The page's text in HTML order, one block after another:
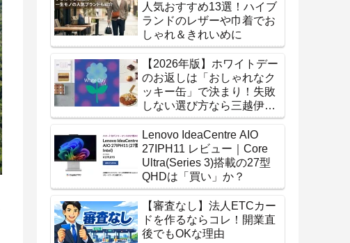
人気おすすめ13選！ハイブ
ランドのレザーや巾着でお
しゃれ＆きれいめに
【2026年版】ホワイトデー
のお返しは「おしゃれなク
ッキー缶」で決まり！失敗
しない選び方なら三越伊勢
丹オンラインストア
Lenovo IdeaCentre AIO
27IPH11 レビュー｜Core
Ultra(Series 3)搭載の27型
QHDは「買い」か？
【審査なし】法人ETCカー
ドを作るならコレ！開業直
後でもOKな理由